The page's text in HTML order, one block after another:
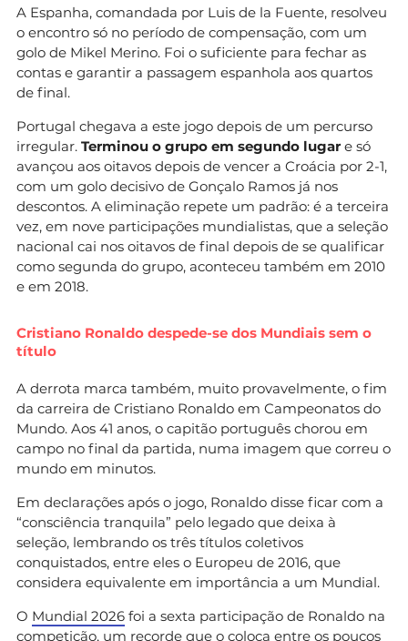
A Espanha, comandada por Luis de la Fuente, resolveu
o encontro só no período de compensação, com um
golo de Mikel Merino. Foi o suficiente para fechar as
contas e garantir a passagem espanhola aos quartos
de final.
Portugal chegava a este jogo depois de um percurso
irregular. Terminou o grupo em segundo lugar e só
avançou aos oitavos depois de vencer a Croácia por 2-1,
com um golo decisivo de Gonçalo Ramos já nos
descontos. A eliminação repete um padrão: é a terceira
vez, em nove participações mundialistas, que a seleção
nacional cai nos oitavos de final depois de se qualificar
como segunda do grupo, aconteceu também em 2010
e em 2018.
Cristiano Ronaldo despede-se dos Mundiais sem o
título
A derrota marca também, muito provavelmente, o fim
da carreira de Cristiano Ronaldo em Campeonatos do
Mundo. Aos 41 anos, o capitão português chorou em
campo no final da partida, numa imagem que correu o
mundo em minutos.
Em declarações após o jogo, Ronaldo disse ficar com a
“consciência tranquila” pelo legado que deixa à
seleção, lembrando os três títulos coletivos
conquistados, entre eles o Europeu de 2016, que
considera equivalente em importância a um Mundial.
O Mundial 2026 foi a sexta participação de Ronaldo na
competição, um recorde que o coloca entre os poucos